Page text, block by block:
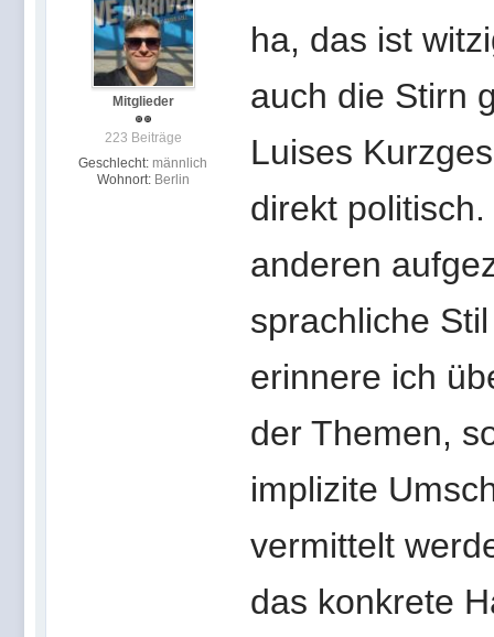
Mitglieder
223 Beiträge
Geschlecht: männlich
Wohnort: Berlin
ha, das ist
auch die Stirn
Luises
direkt
anderen
sprachliche
erinnere ich
der Themen,
implizite
vermittelt
das konkrete